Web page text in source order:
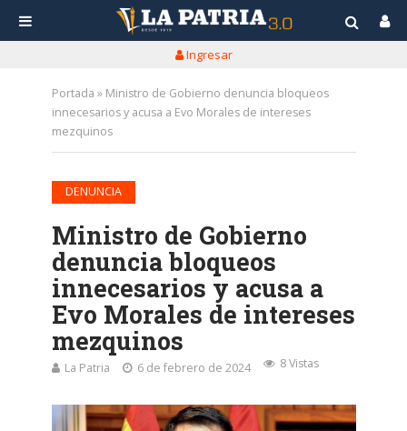
Ingresar
Portada » Ministro de Gobierno denuncia bloqueos
innecesarios y acusa a Evo Morales de intereses
mezquinos
DENUNCIA
Ministro de Gobierno
denuncia bloqueos
innecesarios y acusa a
Evo Morales de intereses
mezquinos
La Patria 6 de febrero de 2024 8 Vistas